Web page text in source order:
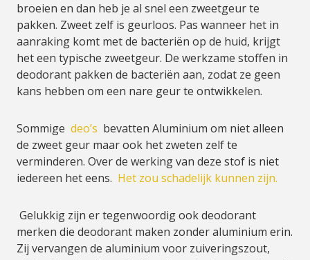
broeien en dan heb je al snel een zweetgeur te
pakken. Zweet zelf is geurloos. Pas wanneer het in
aanraking komt met de bacteriën op de huid, krijgt
het een typische zweetgeur. De werkzame stoffen in
deodorant pakken de bacteriën aan, zodat ze geen
kans hebben om een nare geur te ontwikkelen.
Sommige deo’s bevatten Aluminium om niet alleen
de zweet geur maar ook het zweten zelf te
verminderen. Over de werking van deze stof is niet
iedereen het eens. Het zou schadelijk kunnen zijn.
Gelukkig zijn er tegenwoordig ook deodorant
merken die deodorant maken zonder aluminium erin.
Zij vervangen de aluminium voor zuiveringszout,